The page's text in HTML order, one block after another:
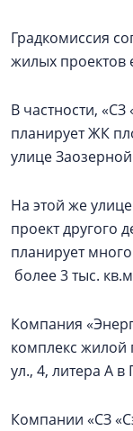
Градкомиссия
жилых проектов
В частности,
планирует ЖК
улице
На этой же
проект другого
планирует
более 3 тыс.
Компания
комплекс жилой
ул., 4, литера А
Компании «СЗ